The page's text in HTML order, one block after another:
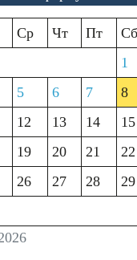
Ср Чт Пт Сб
1
5 6 7 8
12 13 14 15
19 20 21 22
26 27 28 29